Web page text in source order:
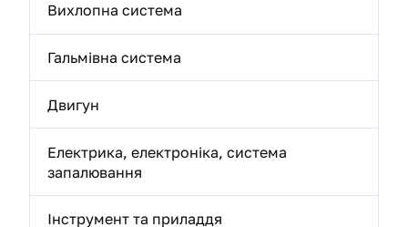
Вихлопна система
Гальмівна система
Двигун
Електрика, електроніка, система
запалювання
Інструмент та приладдя